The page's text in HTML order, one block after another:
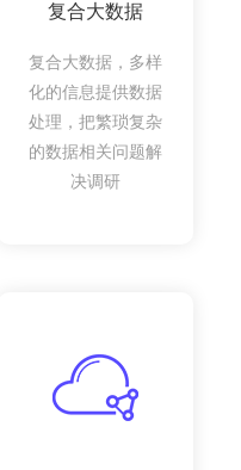
复合大数据
复合大数据，多样
化的信息提供数据
处理，把繁琐复杂
的数据相关问题解
决调研